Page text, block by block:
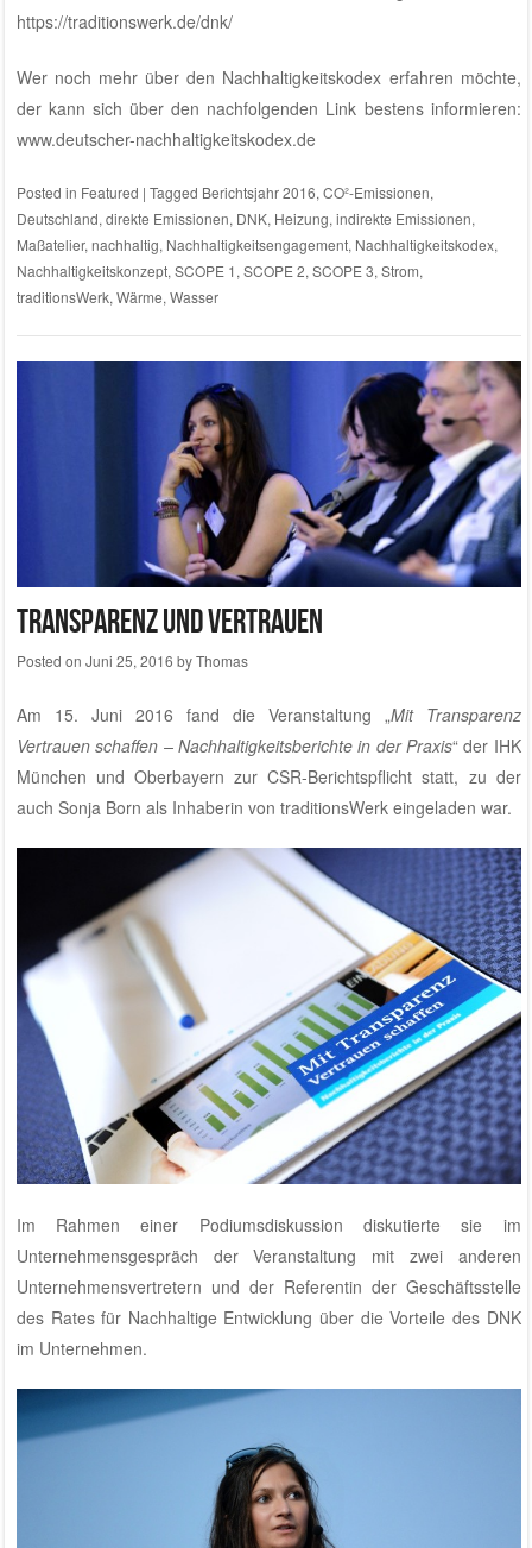
https://traditionswerk.de/dnk/
Wer noch mehr über den Nachhaltigkeitskodex erfahren möchte,
der kann sich über den nachfolgenden Link bestens informieren:
www.deutscher-nachhaltigkeitskodex.de
Posted in Featured | Tagged Berichtsjahr 2016, CO²-Emissionen,
Deutschland, direkte Emissionen, DNK, Heizung, indirekte Emissionen,
Maßatelier, nachhaltig, Nachhaltigkeitsengagement, Nachhaltigkeitskodex,
Nachhaltigkeitskonzept, SCOPE 1, SCOPE 2, SCOPE 3, Strom,
traditionsWerk, Wärme, Wasser
Transparenz und Vertrauen
Posted on Juni 25, 2016 byThomas
Am 15. Juni 2016 fand die Veranstaltung „Mit Transparenz
Vertrauen schaffen – Nachhaltigkeitsberichte in der Praxis“ der IHK
München und Oberbayern zurCSR-Berichtspflicht statt, zu der
auch Sonja Born als Inhaberin von traditionsWerkeingeladen war.
Im Rahmen einer Podiumsdiskussion diskutierte sie im
Unternehmensgespräch der Veranstaltung mit zwei anderen
Unternehmensvertretern und der Referentin der Geschäftsstelle
des Rates für Nachhaltige Entwicklung über die Vorteile des DNK
im Unternehmen.